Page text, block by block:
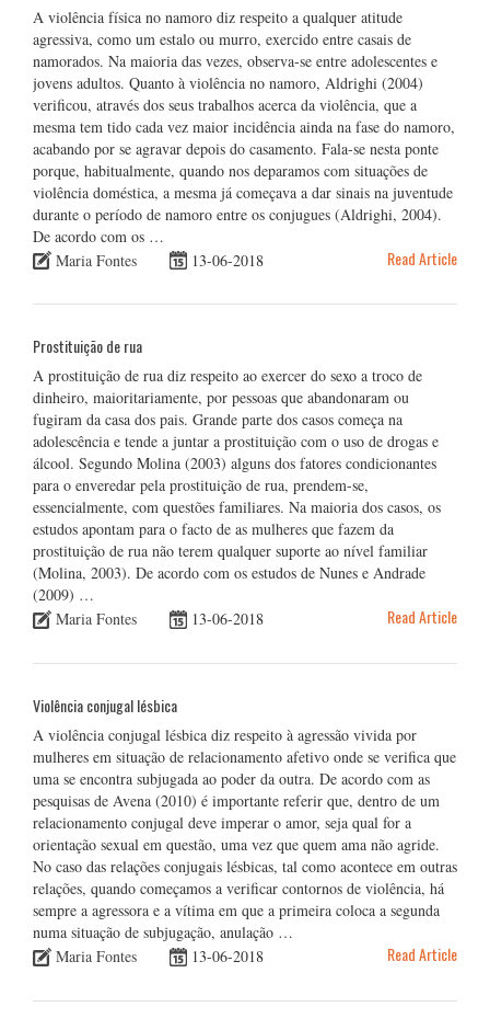
A violência física no namoro diz respeito a qualquer atitude
agressiva, como um estalo ou murro, exercido entre casais de
namorados. Na maioria das vezes, observa-se entre adolescentes e
jovens adultos. Quanto à violência no namoro, Aldrighi (2004)
verificou, através dos seus trabalhos acerca da violência, que a
mesma tem tido cada vez maior incidência ainda na fase do namoro,
acabando por se agravar depois do casamento. Fala-se nesta ponte
porque, habitualmente, quando nos deparamos com situações de
violência doméstica, a mesma já começava a dar sinais na juventude
durante o período de namoro entre os conjugues (Aldrighi, 2004).
De acordo com os …
Maria Fontes
13-06-2018 Read Article
Prostituição de rua
A prostituição de rua diz respeito ao exercer do sexo a troco de
dinheiro, maioritariamente, por pessoas que abandonaram ou
fugiram da casa dos pais. Grande parte dos casos começa na
adolescência e tende a juntar a prostituição com o uso de drogas e
álcool. Segundo Molina (2003) alguns dos fatores condicionantes
para o enveredar pela prostituição de rua, prendem-se,
essencialmente, com questões familiares. Na maioria dos casos, os
estudos apontam para o facto de as mulheres que fazem da
prostituição de rua não terem qualquer suporte ao nível familiar
(Molina, 2003). De acordo com os estudos de Nunes e Andrade
(2009) …
Maria Fontes
13-06-2018 Read Article
Violência conjugal lésbica
A violência conjugal lésbica diz respeito à agressão vivida por
mulheres em situação de relacionamento afetivo onde se verifica que
uma se encontra subjugada ao poder da outra. De acordo com as
pesquisas de Avena (2010) é importante referir que, dentro de um
relacionamento conjugal deve imperar o amor, seja qual for a
orientação sexual em questão, uma vez que quem ama não agride.
No caso das relações conjugais lésbicas, tal como acontece em outras
relações, quando começamos a verificar contornos de violência, há
sempre a agressora e a vítima em que a primeira coloca a segunda
numa situação de subjugação, anulação …
Maria Fontes
13-06-2018 Read Article